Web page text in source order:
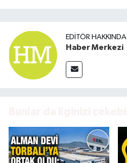
EDITÖR HAKKINDA
Haber Merkezi